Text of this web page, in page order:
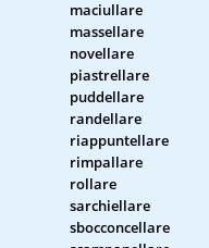
maciullare
massellare
novellare
piastrellare
puddellare
randellare
riappuntellare
rimpallare
rollare
sarchiellare
sbocconcellare